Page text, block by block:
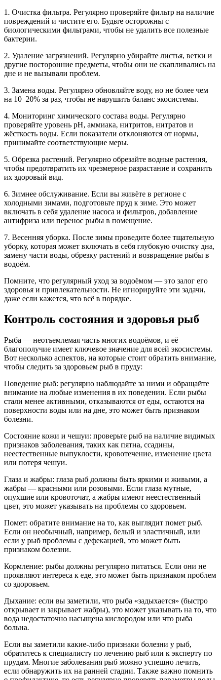
1. Очистка фильтра. Регулярно проверяйте фильтр на наличие
повреждений и чистите его. Будьте осторожны с
биологическими фильтрами, чтобы не удалить все полезные
бактерии.
2. Удаление загрязнений. Регулярно убирайте листья, ветки и
другие посторонние предметы, чтобы они не скапливались на
дне и не вызывали проблем.
3. Замена воды. Регулярно обновляйте воду, но не более чем
на 10–20% за раз, чтобы не нарушить баланс экосистемы.
4. Мониторинг химического состава воды. Регулярно
проверяйте уровень pH, аммиака, нитритов, нитратов и
жёсткость воды. Если показатели отклоняются от нормы,
принимайте соответствующие меры.
5. Обрезка растений. Регулярно обрезайте водные растения,
чтобы предотвратить их чрезмерное разрастание и сохранить
их здоровый вид.
6. Зимнее обслуживание. Если вы живёте в регионе с
холодными зимами, подготовьте пруд к зиме. Это может
включать в себя удаление насоса и фильтров, добавление
антифриза или перенос рыбы в помещение.
7. Весенняя уборка. После зимы проведите более тщательную
уборку, которая может включать в себя глубокую очистку дна,
замену части воды, обрезку растений и возвращение рыбы в
водоём.
Помните, что регулярный уход за водоёмом — это залог его
здоровья и привлекательности. Не игнорируйте эти задачи,
даже если кажется, что всё в порядке.
Контроль состояния и здоровья рыб
Рыба — неотъемлемая часть многих водоёмов, и её
благополучие имеет ключевое значение для всей экосистемы.
Вот несколько аспектов, на которые стоит обратить внимание,
чтобы следить за здоровьем рыб в пруду:
Поведение рыб: регулярно наблюдайте за ними и обращайте
внимание на любые изменения в их поведении. Если рыбы
стали менее активными, отказываются от еды, остаются на
поверхности воды или на дне, это может быть признаком
болезни.
Состояние кожи и чешуи: проверьте рыб на наличие видимых
признаков заболевания, таких как пятна, ссадины,
неестественные выпуклости, кровотечение, изменение цвета
или потеря чешуи.
Глаза и жабры: глаза рыб должны быть яркими и живыми, а
жабры — красными или розовыми. Если глаза мутные,
опухшие или кровоточат, а жабры имеют неестественный
цвет, это может указывать на проблемы со здоровьем.
Помет: обратите внимание на то, как выглядит помет рыб.
Если он необычный, например, белый и эластичный, или
если у рыб проблемы с дефекацией, это может быть
признаком болезни.
Кормление: рыбы должны регулярно питаться. Если они не
проявляют интереса к еде, это может быть признаком проблем
со здоровьем.
Дыхание: если вы заметили, что рыба «задыхается» (быстро
открывает и закрывает жабры), это может указывать на то, что
вода недостаточно насыщена кислородом или что рыба
больна.
Если вы заметили какие-либо признаки болезни у рыб,
обратитесь к специалисту по лечению рыб или к эксперту по
прудам. Многие заболевания рыб можно успешно лечить,
если обнаружить их на ранней стадии. Также важно помнить